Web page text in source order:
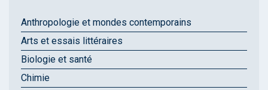
Anthropologie et mondes contemporains
Arts et essais littéraires
Biologie et santé
Chimie